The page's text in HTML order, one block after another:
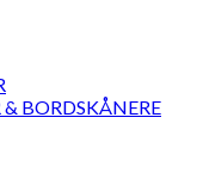
BORDSKÅNERE